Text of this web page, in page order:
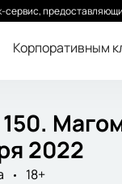
Корпоративным
2022
18+